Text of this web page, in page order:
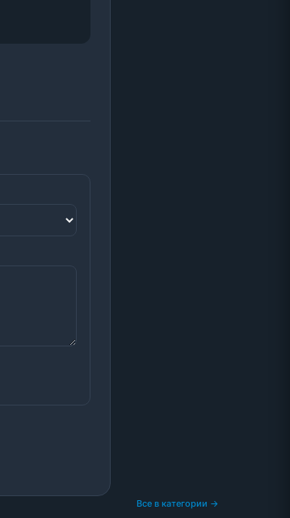
Все в категории →